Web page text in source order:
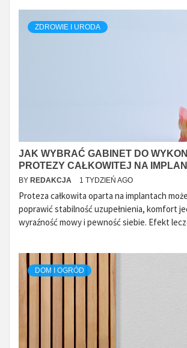
ZDROWIE I URODA
JAK WYBRAĆ GABINET DO
PROTEZY CAŁKOWITEJ NA
BY REDAKCJA 1 TYDZIEŃ AGO
Proteza całkowita oparta na implantach
poprawić stabilność uzupełnienia, komfort
wyraźność mowy i pewność siebie. Efekt
DOM I OGRÓD